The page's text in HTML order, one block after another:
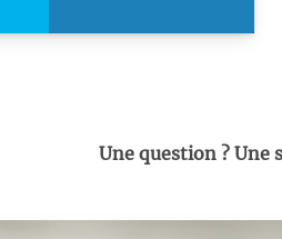
Une question ? Une